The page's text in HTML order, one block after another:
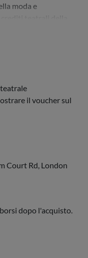
moda e
il voucher sul
Court Rd, London
dopo l'acquisto.